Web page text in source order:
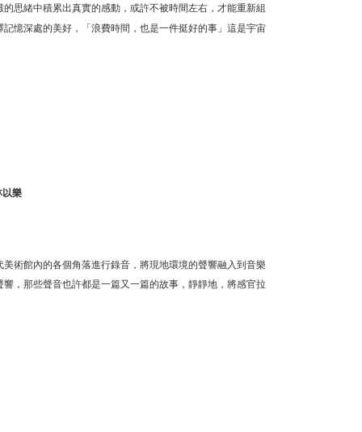
思緒中積累出真實的感動，或許不被時間左右，才能重新組
憶深處的美好，「浪費時間，也是一件挺好的事」這是宇宙
以樂
術館內的各個角落進行錄音，將現地環境的聲響融入到音樂
，那些聲音也許都是一篇又一篇的故事，靜靜地，將感官拉